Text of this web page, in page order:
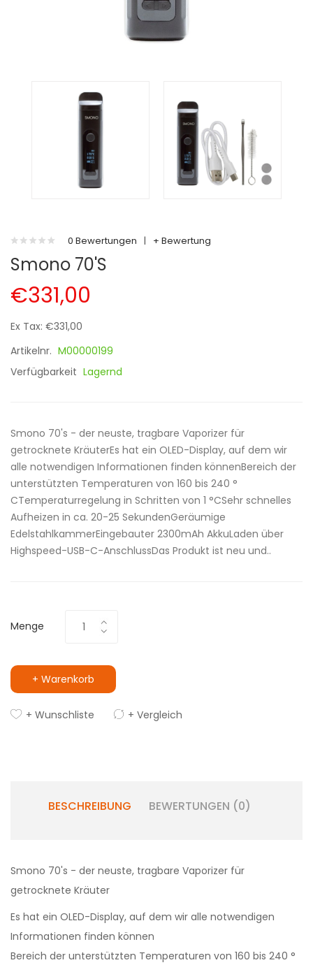
0 Bewertungen | + Bewertung
Smono 70's
€331,00
Ex Tax: €331,00
Artikelnr. M00000199
Verfügbarkeit Lagernd
Smono 70's - der neuste, tragbare Vaporizer für
getrocknete KräuterEs hat ein OLED-Display, auf dem wir
alle notwendigen Informationen finden könnenBereich der
unterstützten Temperaturen von 160 bis 240 °
CTemperaturregelung in Schritten von 1 °CSehr schnelles
Aufheizen in ca. 20-25 SekundenGeräumige
EdelstahlkammerEingebauter 2300mAh AkkuLaden über
Highspeed-USB-C-AnschlussDas Produkt ist neu und..
Menge
+ Warenkorb
+ Wunschliste + Vergleich
BESCHREIBUNG BEWERTUNGEN (0)
Smono 70's - der neuste, tragbare Vaporizer für
getrocknete Kräuter
Es hat ein OLED-Display, auf dem wir alle notwendigen
Informationen finden können
Bereich der unterstützten Temperaturen von 160 bis 240 °